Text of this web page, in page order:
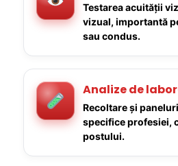
Testarea acuității
vizual, importantă
sau condus.
Analize de
Recoltare și
specifice profesiei,
postului.